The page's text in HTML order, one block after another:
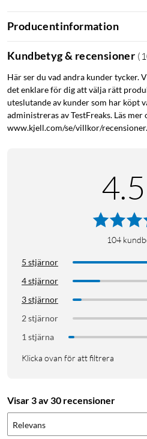
Producentinformation
Kundbetyg & recensioner (
Här ser du vad andra kunder tycker.
det enklare för dig att välja rätt
uteslutande av kunder som har köpt
administreras av TestFreaks. Läs
www.kjell.com/se/villkor/recensioner.
4.5
104
5 stjärnor
4 stjärnor
3 stjärnor
2 stjärnor
1 stjärna
Klicka ovan för att filtrera
Visar 3 av 30 recensioner
Relevans